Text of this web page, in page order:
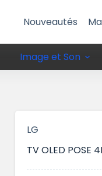
Nouveautés
Image et Son
LG
TV OLED POSE